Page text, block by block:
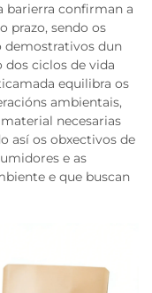
barierra confirman a
prazo, sendo os
demostrativos dun
ciclos de vida
equilibra os
ambientais,
necesarias
así os obxectivos de
e as
e que buscan